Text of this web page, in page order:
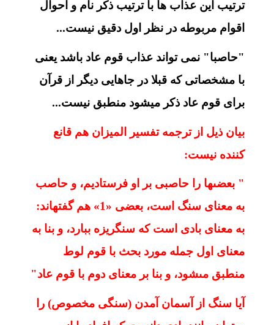
ترتیب این عذاب ها با ترتیب ذکر نام و احوال
اقوام مربوطه در نظر اول دقیق نیست...
"حاصبا" نمی تواند عذاب قوم عاد باشد یعنی
با مشخصاتی که قبلا در جاهایی دیگر از قرآن
برای قوم عاد ذکر میشود منطبق نیست...
بیان ذیل از ترجمه تفسیر المیزان هم قانع
کننده نیست:
" بعضى‏ها را حاصبى بر او فرستاديم، و حاصب
به معناى سنگ است، بعضى «1» هم گفته‏اند:
به معناى بادى است كه سنگريزه ببارد، و بنا به
معناى اول جمله مورد بحث با قوم لوط
منطبق مى‏شود، و بنا بر معناى دوم با قوم عاد"
آیا سنگ از آسمان آمدن (سنگی مخصوص) را